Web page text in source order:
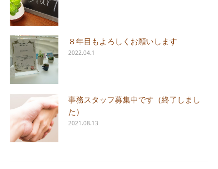
８年目もよろしくお願いします
2022.04.1
事務スタッフ募集中です（終了しまし
た）
2021.08.13